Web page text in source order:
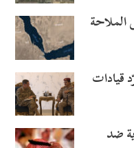
قيادات
ضد